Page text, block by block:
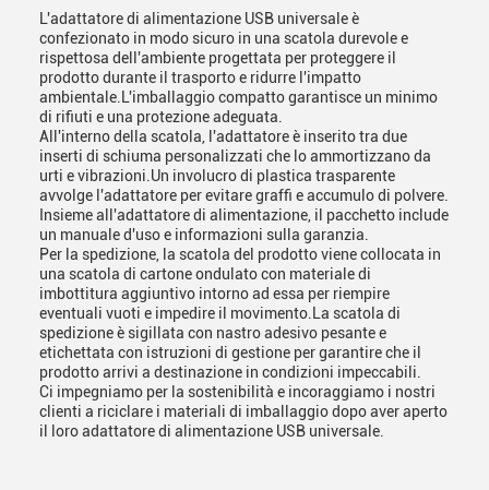
L'adattatore di alimentazione USB universale è
confezionato in modo sicuro in una scatola durevole e
rispettosa dell'ambiente progettata per proteggere il
prodotto durante il trasporto e ridurre l'impatto
ambientale.L'imballaggio compatto garantisce un minimo
di rifiuti e una protezione adeguata.
All'interno della scatola, l'adattatore è inserito tra due
inserti di schiuma personalizzati che lo ammortizzano da
urti e vibrazioni.Un involucro di plastica trasparente
avvolge l'adattatore per evitare graffi e accumulo di polvere.
Insieme all'adattatore di alimentazione, il pacchetto include
un manuale d'uso e informazioni sulla garanzia.
Per la spedizione, la scatola del prodotto viene collocata in
una scatola di cartone ondulato con materiale di
imbottitura aggiuntivo intorno ad essa per riempire
eventuali vuoti e impedire il movimento.La scatola di
spedizione è sigillata con nastro adesivo pesante e
etichettata con istruzioni di gestione per garantire che il
prodotto arrivi a destinazione in condizioni impeccabili.
Ci impegniamo per la sostenibilità e incoraggiamo i nostri
clienti a riciclare i materiali di imballaggio dopo aver aperto
il loro adattatore di alimentazione USB universale.